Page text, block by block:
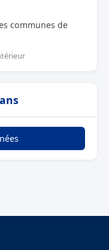
communes de